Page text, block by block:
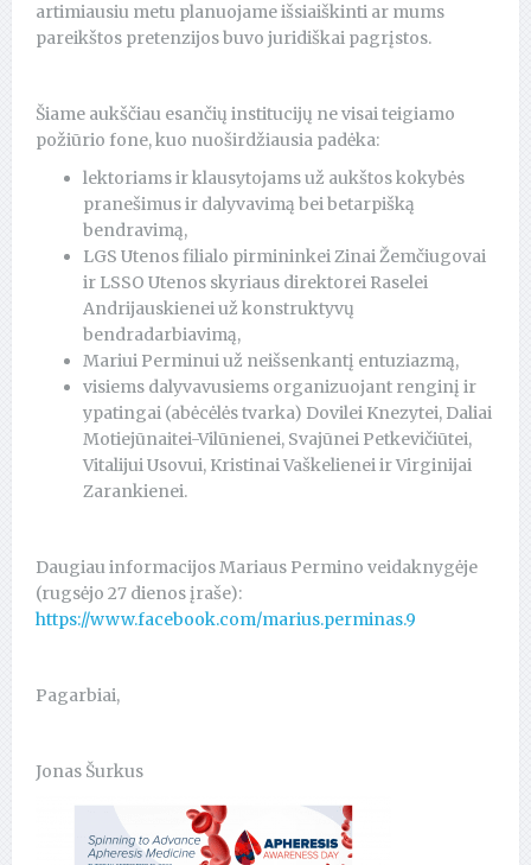
artimiausiu metu planuojame išsiaiškinti ar mums
pareikštos pretenzijos buvo juridiškai pagrįstos.
Šiame aukščiau esančių institucijų ne visai teigiamo
požiūrio fone, kuo nuoširdžiausia padėka:
lektoriams ir klausytojams už aukštos kokybės
pranešimus ir dalyvavimą bei betarpišką
bendravimą,
LGS Utenos filialo pirmininkei Zinai Žemčiugovai
ir LSSO Utenos skyriaus direktorei Raselei
Andrijauskienei už konstruktyvų
bendradarbiavimą,
Mariui Perminui už neišsenkantį entuziazmą,
visiems dalyvavusiems organizuojant renginį ir
ypatingai (abėcėlės tvarka) Dovilei Knezytei, Daliai
Motiejūnaitei-Vilūnienei, Svajūnei Petkevičiūtei,
Vitalijui Usovui, Kristinai Vaškelienei ir Virginijai
Zarankienei.
Daugiau informacijos Mariaus Permino veidaknygėje
(rugsėjo 27 dienos įraše):
https://www.facebook.com/marius.perminas.9
Pagarbiai,
Jonas Šurkus